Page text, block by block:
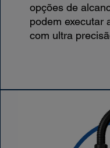
opções de
podem executar
com ultra